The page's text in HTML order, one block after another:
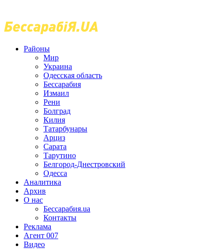
Районы
Мир
Украина
Одесская область
Бессарабия
Измаил
Рени
Болград
Килия
Татарбунары
Арциз
Сарата
Тарутино
Белгород-Днестровский
Одесса
Аналитика
Архив
О нас
Бессарабия.ua
Контакты
Реклама
Агент 007
Видео